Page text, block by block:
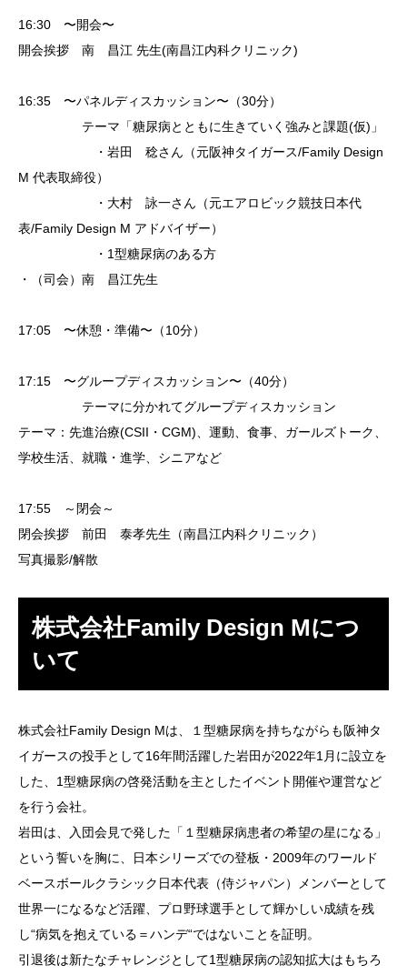
16:30 〜開会〜
開会挨拶 南 昌江 先生(南昌江内科クリニック)
16:35 〜パネルディスカッション〜（30分）
テーマ「糖尿病とともに生きていく強みと課題(仮)」
・岩田 稔さん（元阪神タイガース/Family Design
M 代表取締役）
・大村 詠一さん（元エアロビック競技日本代
表/Family Design M アドバイザー）
・1型糖尿病のある方
・（司会）南 昌江先生
17:05 〜休憩・準備〜（10分）
17:15 〜グループディスカッション〜（40分）
テーマに分かれてグループディスカッション
テーマ：先進治療(CSII・CGM)、運動、食事、ガールズトーク、
学校生活、就職・進学、シニアなど
17:55
～閉会～
閉会挨拶 前田 泰孝先生（南昌江内科クリニック）
写真撮影/解散
株式会社Family Design Mにつ
いて
株式会社Family Design Mは、１型糖尿病を持ちながらも阪神タ
イガースの投手として16年間活躍した岩田が2022年1月に設立を
した、1型糖尿病の啓発活動を主としたイベント開催や運営など
を行う会社。
岩田は、入団会見で発した「１型糖尿病患者の希望の星になる」
という誓いを胸に、日本シリーズでの登板・2009年のワールド
ベースボールクラシック日本代表（侍ジャパン）メンバーとして
世界一になるなど活躍、プロ野球選手として輝かしい成績を残
し“病気を抱えている＝ハンデ“ではないことを証明。
引退後は新たなチャレンジとして1型糖尿病の認知拡大はもちろ